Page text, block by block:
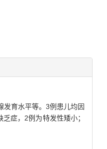
发育水平等。3例患儿均因
症，2例为特发性矮小；